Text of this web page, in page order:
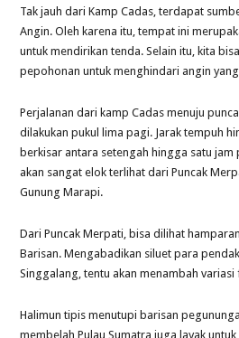
Tak jauh dari Kamp Cadas, terdapat
Angin. Oleh karena itu, tempat ini
untuk mendirikan tenda. Selain itu, kita
pepohonan untuk menghindari angin
Perjalanan dari kamp Cadas menuju
dilakukan pukul lima pagi. Jarak tempuh
berkisar antara setengah hingga satu
akan sangat elok terlihat dari Puncak
Gunung Marapi.
Dari Puncak Merpati, bisa dilihat
Barisan. Mengabadikan siluet para
Singgalang, tentu akan menambah
Halimun tipis menutupi barisan
membelah Pulau Sumatra juga layak